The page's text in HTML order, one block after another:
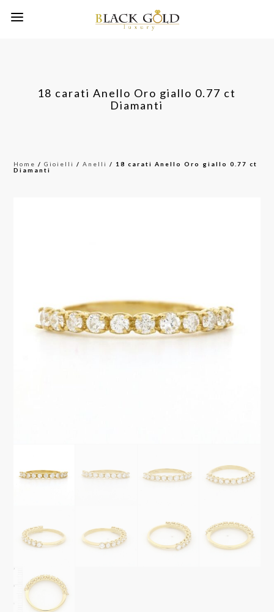
18 carati Anello Oro giallo 0.77 ct
Diamanti
Home /Gioielli /Anelli / 18 carati Anello Oro giallo 0.77 ct
Diamanti